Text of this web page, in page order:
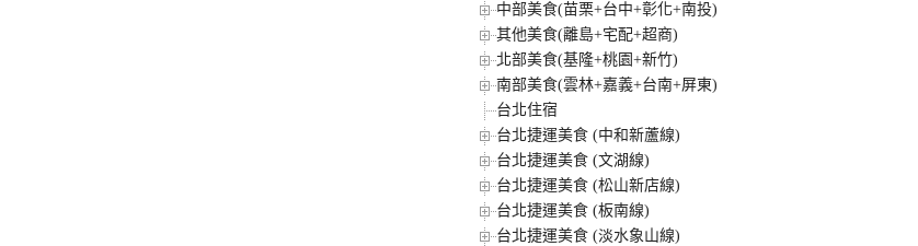
中部美食(苗栗+台中+彰化+南投)
其他美食(離島+宅配+超商)
北部美食(基隆+桃園+新竹)
南部美食(雲林+嘉義+台南+屏東)
台北住宿
台北捷運美食 (中和新蘆線)
台北捷運美食 (文湖線)
台北捷運美食 (松山新店線)
台北捷運美食 (板南線)
台北捷運美食 (淡水象山線)